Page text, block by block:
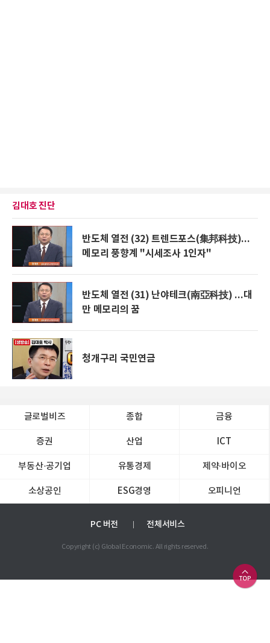
김대호 진단
반도체 열전 (32) 트렌드포스(集邦科技)...
메모리 풍향계 "시세조사 1인자"
반도체 열전 (31) 난야테크(南亞科技) ...대
만 메모리의 꿈
청개구리 국민연금
글로벌비즈 종합 금융
증권 산업 ICT
부동산·공기업 유통경제 제약∙바이오
소상공인 ESG경영 오피니언
PC 버전 전체서비스
Copyright (c) Global Economic. All rights reserved.